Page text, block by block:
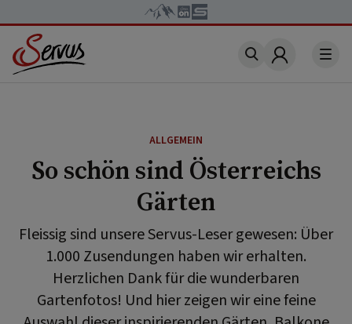
Account
ALLGEMEIN
So schön sind Österreichs
Gärten
Fleissig sind unsere Servus-Leser gewesen: Über
1.000 Zusendungen haben wir erhalten.
Herzlichen Dank für die wunderbaren
Gartenfotos! Und hier zeigen wir eine feine